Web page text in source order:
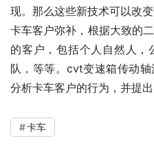
现。那么这些新技术可以改
卡车客户弥补，根据大致的
的客户，包括个人自然人
队，等等。cvt变速箱传动轴
分析卡车客户的行为，并提
卡车